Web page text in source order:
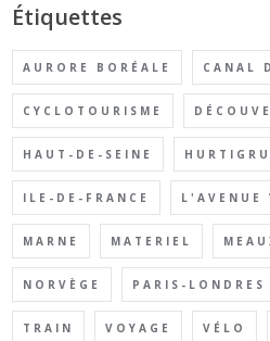
Étiquettes
AURORE BORÉALE CANAL
CYCLOTOURISME
HAUT-DE-SEINE
ILE-DE-FRANCE L'AVENUE
MARNE MATERIEL
NORVÈGE PARIS-LONDRES
TRAIN VOYAGE VÉLO